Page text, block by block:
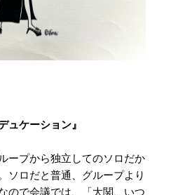
ュケーション』
プから独立してのソロだか
ソロだと普通、グループより
ので会議では、「大関、いつ